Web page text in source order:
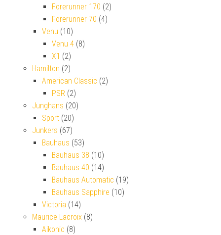
Forerunner 170 (2)
Forerunner 70 (4)
Venu (10)
Venu 4 (8)
X1 (2)
Hamilton (2)
American Classic (2)
PSR (2)
Junghans (20)
Sport (20)
Junkers (67)
Bauhaus (53)
Bauhaus 38 (10)
Bauhaus 40 (14)
Bauhaus Automatic (19)
Bauhaus Sapphire (10)
Victoria (14)
Maurice Lacroix (8)
Aikonic (8)